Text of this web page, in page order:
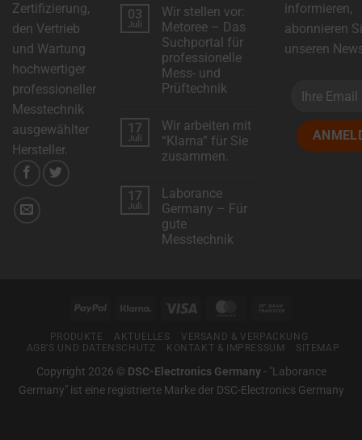
Zertifizierung,
den Vertrieb
und Wartung
hochwertiger
professioneller
Messtechnik
ausgewählter
Hersteller.
zu
DSC-
Electronics
erweitert
das
Produktsortiment
mit
neuen
Modellen!
03
Juli
Wir stellen vor:
Metoree – Das
Suchportal für
professionelle
Mess- und
Prüftechnik
zu
Wir
stellen
vor:
Das
Suchportal
für
professionelle
Mess-
und
17
Juli
Wir arbeiten mit
“Klarna” für Sie
zusammen.
Wir
arbeiten
mit
“Klarna”
für
17
Juli
Laborance
Germany – Für
gute
Messtechnik
Messtechnik
informieren,
abonnieren
unseren
PayPal Klarna Visa MasterCard
PRODUKTE AKTUELLES
VERSAND & VERPACKUNG
AGB’S UND DATENSCHUTZ
KONTAKT & IMPRESSUM SITEMAP
Copyright 2026 © DSC-Electronics Germany- "Laborance
Germany" ist eine registrierte Marke der DSC-Electronics Germany